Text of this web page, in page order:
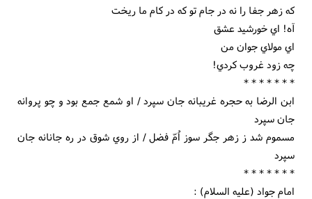
که زهر جفا را نه در جام تو که در کام ما ريخت
آه! اي خورشيد عشق
اي مولاي جوان من
چه زود غروب کردي!
* * * * * * *
ابن الرضا به حجره غريبانه جان سپرد / او شمع جمع بود و چو پروانه
جان سپرد
مسموم شد ز زهر جگر سوز اُمّ فضل / از روي شوق در ره جانانه جان
سپرد
* * * * * * *
امام جواد (علیه السلام) :